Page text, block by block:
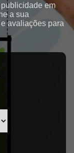
em
a sua
avaliações para